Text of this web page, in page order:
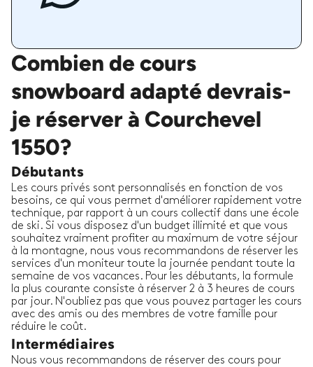
Combien de cours
snowboard adapté devrais-
je réserver à Courchevel
1550?
Débutants
Les cours privés sont personnalisés en fonction de vos
besoins, ce qui vous permet d'améliorer rapidement votre
technique, par rapport à un cours collectif dans une école
de ski. Si vous disposez d'un budget illimité et que vous
souhaitez vraiment profiter au maximum de votre séjour
à la montagne, nous vous recommandons de réserver les
services d'un moniteur toute la journée pendant toute la
semaine de vos vacances. Pour les débutants, la formule
la plus courante consiste à réserver 2 à 3 heures de cours
par jour. N'oubliez pas que vous pouvez partager les cours
avec des amis ou des membres de votre famille pour
réduire le coût.
Intermédiaires
Nous vous recommandons de réserver des cours pour